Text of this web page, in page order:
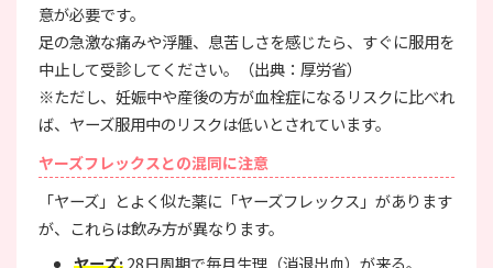
意が必要です。
足の急激な痛みや浮腫、息苦しさを感じたら、すぐに服用を
中止して受診してください。（出典：厚労省）
※ただし、妊娠中や産後の方が血栓症になるリスクに比べれ
ば、ヤーズ服用中のリスクは低いとされています。
ヤーズフレックスとの混同に注意
「ヤーズ」とよく似た薬に「ヤーズフレックス」があります
が、これらは飲み方が異なります。